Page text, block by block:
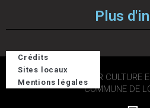
Plus
Crédits
Sites locaux
Mentions légales
2026 © DESIGN PAR CULTURE
COMMUNE DE